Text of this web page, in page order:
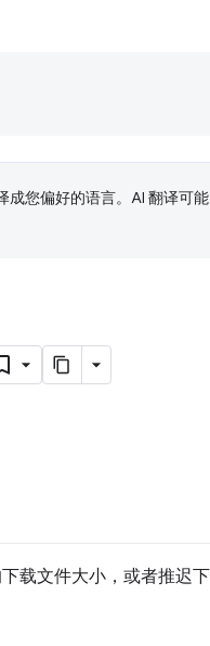
成您偏好的语言。AI 翻译可能
载文件大小，或者推迟